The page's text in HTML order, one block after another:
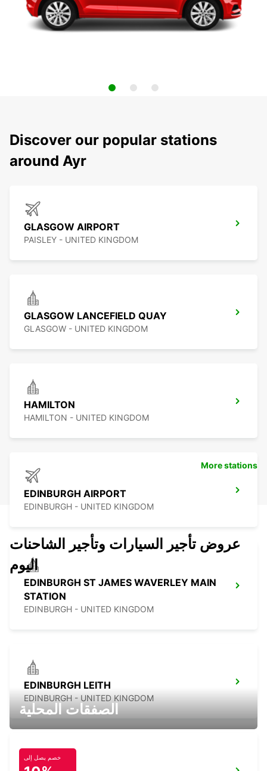
Discover our popular stations
around Ayr
GLASGOW AIRPORT
PAISLEY - UNITED KINGDOM
GLASGOW LANCEFIELD QUAY
GLASGOW - UNITED KINGDOM
HAMILTON
HAMILTON - UNITED KINGDOM
EDINBURGH AIRPORT
EDINBURGH - UNITED KINGDOM
EDINBURGH ST JAMES WAVERLEY MAIN
STATION
EDINBURGH - UNITED KINGDOM
EDINBURGH LEITH
EDINBURGH - UNITED KINGDOM
More stations
عروض تأجير السيارات وتأجير الشاحنات
اليوم
الصفقات المحلية
خصم يصل إلى